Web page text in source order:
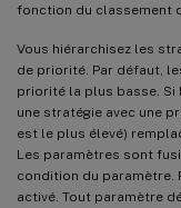
fonction du classement
Vous hiérarchisez les
de priorité. Par défaut,
priorité la plus basse.
une stratégie avec une
est le plus élevé)
Les paramètres sont
condition du paramètre.
activé. Tout paramètre